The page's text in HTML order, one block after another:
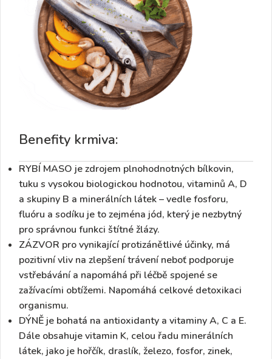
Benefity krmiva:
RYBÍ MASO je zdrojem plnohodnotných bílkovin,
tuku s vysokou biologickou hodnotou, vitaminů A, D
a skupiny B a minerálních látek – vedlefosforu,
fluóru a sodíku je to zejména jód, který je nezbytný
pro správnou funkci štítné žlázy.
ZÁZVOR pro vynikajícíprotizánětlivé účinky, má
pozitivní vliv na zlepšenítráveníneboť podporuje
vstřebávání a napomáhá při léčbě spojené se
zažívacími obtížemi. Napomáhá celkové detoxikaci
organismu.
DÝNĚ je bohatá na antioxidanty a vitaminy A, C a E.
Dále obsahujevitamin K, celou řadu minerálních
látek, jako je hořčík, draslík, železo, fosfor, zinek,